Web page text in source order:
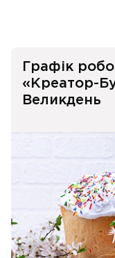
Графік
«Креатор-
Великдень